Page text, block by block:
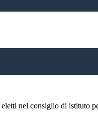
nel consiglio di istituto